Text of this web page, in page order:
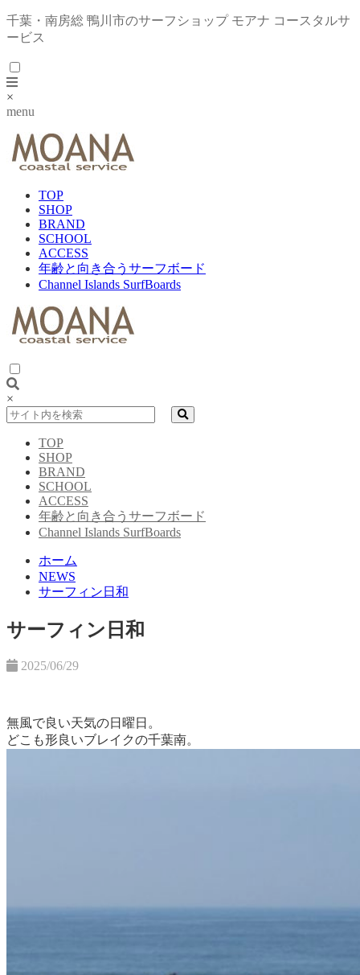
千葉・南房総 鴨川市のサーフショップ モアナ コースタルサ
ービス
×
menu
TOP
SHOP
BRAND
SCHOOL
ACCESS
年齢と向き合うサーフボード
Channel Islands SurfBoards
×
TOP
SHOP
BRAND
SCHOOL
ACCESS
年齢と向き合うサーフボード
Channel Islands SurfBoards
ホーム
NEWS
サーフィン日和
サーフィン日和
2025/06/29
無風で良い天気の日曜日。
どこも形良いブレイクの千葉南。